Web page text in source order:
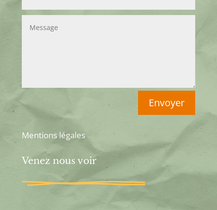
Envoyer
Mentions légales
Venez nous voir